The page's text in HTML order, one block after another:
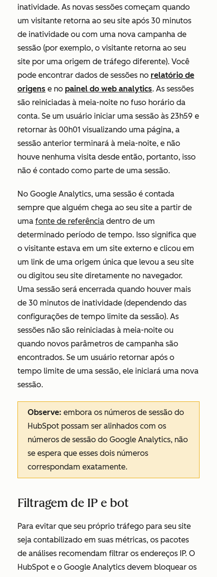
inatividade. As novas sessões começam quando
um visitante retorna ao seu site após 30 minutos
de inatividade ou com uma nova campanha de
sessão (por exemplo, o visitante retorna ao seu
site por uma origem de tráfego diferente). Você
pode encontrar dados de sessões no relatório de
origens e no painel do web analytics. As sessões
são reiniciadas à meia-noite no fuso horário da
conta. Se um usuário iniciar uma sessão às 23h59 e
retornar às 00h01 visualizando uma página, a
sessão anterior terminará à meia-noite, e não
houve nenhuma visita desde então, portanto, isso
não é contado como parte de uma sessão.
No Google Analytics, uma sessão é contada
sempre que alguém chega ao seu site a partir de
uma fonte de referência dentro de um
determinado período de tempo. Isso significa que
o visitante estava em um site externo e clicou em
um link de uma origem única que levou a seu site
ou digitou seu site diretamente no navegador.
Uma sessão será encerrada quando houver mais
de 30 minutos de inatividade (dependendo das
configurações de tempo limite da sessão). As
sessões não são reiniciadas à meia-noite ou
quando novos parâmetros de campanha são
encontrados. Se um usuário retornar após o
tempo limite de uma sessão, ele iniciará uma nova
sessão.
Observe: embora os números de sessão do
HubSpot possam ser alinhados com os
números de sessão do Google Analytics, não
se espera que esses dois números
correspondam exatamente.
Filtragem de IP e bot
Para evitar que seu próprio tráfego para seu site
seja contabilizado em suas métricas, os pacotes
de análises recomendam filtrar os endereços IP. O
HubSpot e o Google Analytics devem bloquear os